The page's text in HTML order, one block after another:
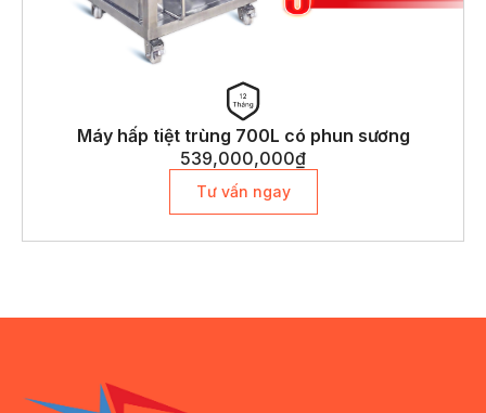
Máy hấp tiệt trùng 700L có phun sương
539,000,000₫
Tư vấn ngay